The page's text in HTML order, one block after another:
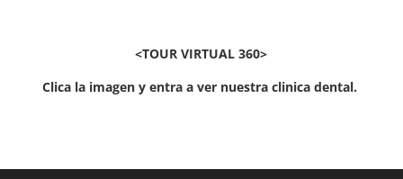
<TOUR VIRTUAL 360>
Clica la imagen y entra a ver nuestra clinica dental.